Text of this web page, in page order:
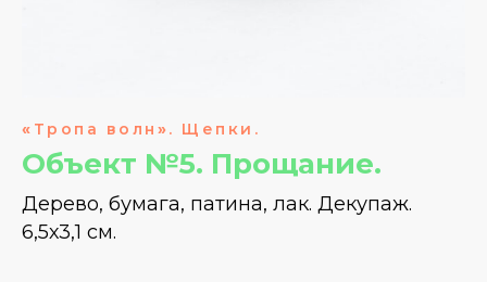
« Тропа волн » . Щепки.
Объект №5. Прощание.
Дерево, бумага, патина, лак. Декупаж.
6,5х3,1 см.